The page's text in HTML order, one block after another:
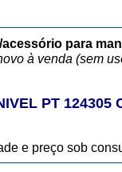
acessório para
à venda (sem
PT 124305
e preço sob